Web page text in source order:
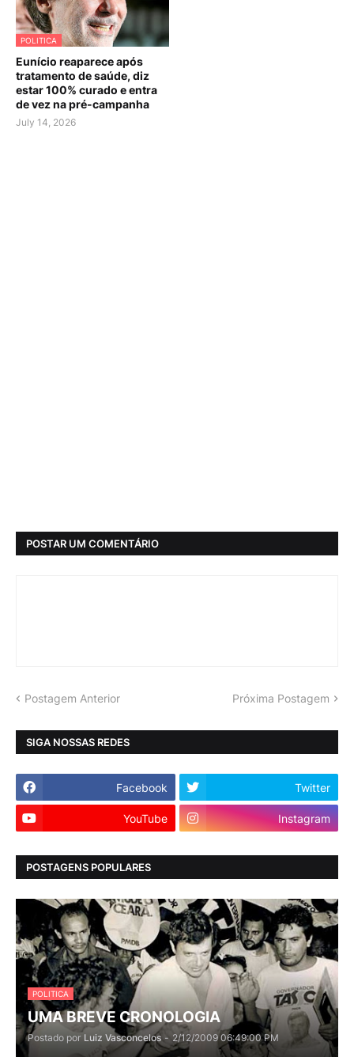
POLITICA
Eunício reaparece após
tratamento de saúde, diz
estar 100% curado e entra
de vez na pré-campanha
July 14, 2026
POSTAR UM COMENTÁRIO
Postagem Anterior Próxima Postagem
SIGA NOSSAS REDES
Facebook Twitter
YouTube Instagram
POSTAGENS POPULARES
POLITICA
UMA BREVE CRONOLOGIA
Postado por Luiz Vasconcelos - 2/12/2009 06:49:00 PM